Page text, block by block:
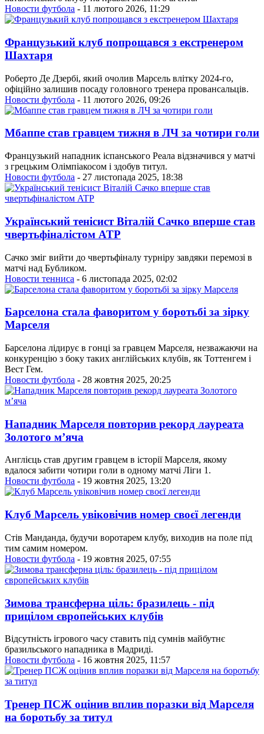
Новости футбола - 11 лютого 2026, 11:29
Французький клуб попрощався з екстренером
Шахтаря
Роберто Де Дзербі, який очолив Марсель влітку 2024-го,
офіційно залишив посаду головного тренера провансальців.
Новости футбола - 11 лютого 2026, 09:26
Мбаппе став гравцем тижня в ЛЧ за чотири голи
Французький нападник іспанського Реала відзначився у матчі
з грецьким Олімпіакосом і здобув титул.
Новости футбола - 27 листопада 2025, 18:38
Український тенісист Віталій Сачко вперше став
чвертьфіналістом ATP
Сачко зміг вийти до чвертьфіналу турніру завдяки перемозі в
матчі над Бубликом.
Новости тенниса - 6 листопада 2025, 02:02
Барселона стала фаворитом у боротьбі за зірку
Марселя
Барселона лідирує в гонці за гравцем Марселя, незважаючи на
конкуренцію з боку таких англійських клубів, як Тоттенгем і
Вест Гем.
Новости футбола - 28 жовтня 2025, 20:25
Нападник Марселя повторив рекорд лауреата
Золотого м’яча
Англієць став другим гравцем в історії Марселя, якому
вдалося забити чотири голи в одному матчі Ліги 1.
Новости футбола - 19 жовтня 2025, 13:20
Клуб Марсель увіковічив номер своєї легенди
Стів Манданда, будучи воротарем клубу, виходив на поле під
тим самим номером.
Новости футбола - 19 жовтня 2025, 07:55
Зимова трансферна ціль: бразилець - під
прицілом європейських клубів
Відсутність ігрового часу ставить під сумнів майбутнє
бразильського нападника в Мадриді.
Новости футбола - 16 жовтня 2025, 11:57
Тренер ПСЖ оцінив вплив поразки від Марселя
на боротьбу за титул